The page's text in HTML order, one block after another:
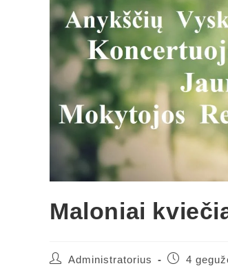
Maloniai
Administratorius 4